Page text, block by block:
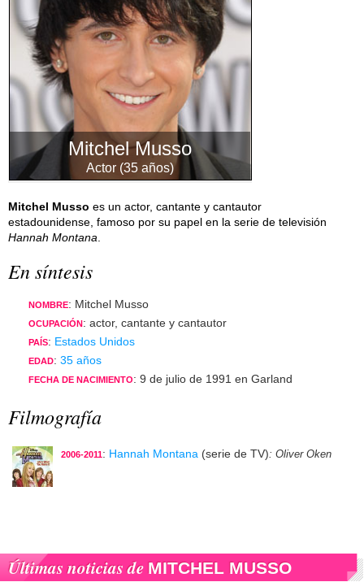
Mitchel Musso
Actor (35 años)
Mitchel Musso es un actor, cantante y cantautor
estadounidense, famoso por su papel en la serie de televisión
Hannah Montana
En síntesis
NOMBRE: Mitchel Musso
OCUPACIÓN : actor, cantante y cantautor
PAÍS: Estados Unidos
EDAD: 35 años
FECHA DE NACIMIENTO: 9 de julio de 1991 en Garland
Filmografía
2006-2011: Hannah Montana (serie de TV): Oliver Oken
Últimas noticias de MITCHEL MUSSO